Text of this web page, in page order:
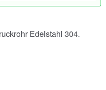
Edelstahl 304.